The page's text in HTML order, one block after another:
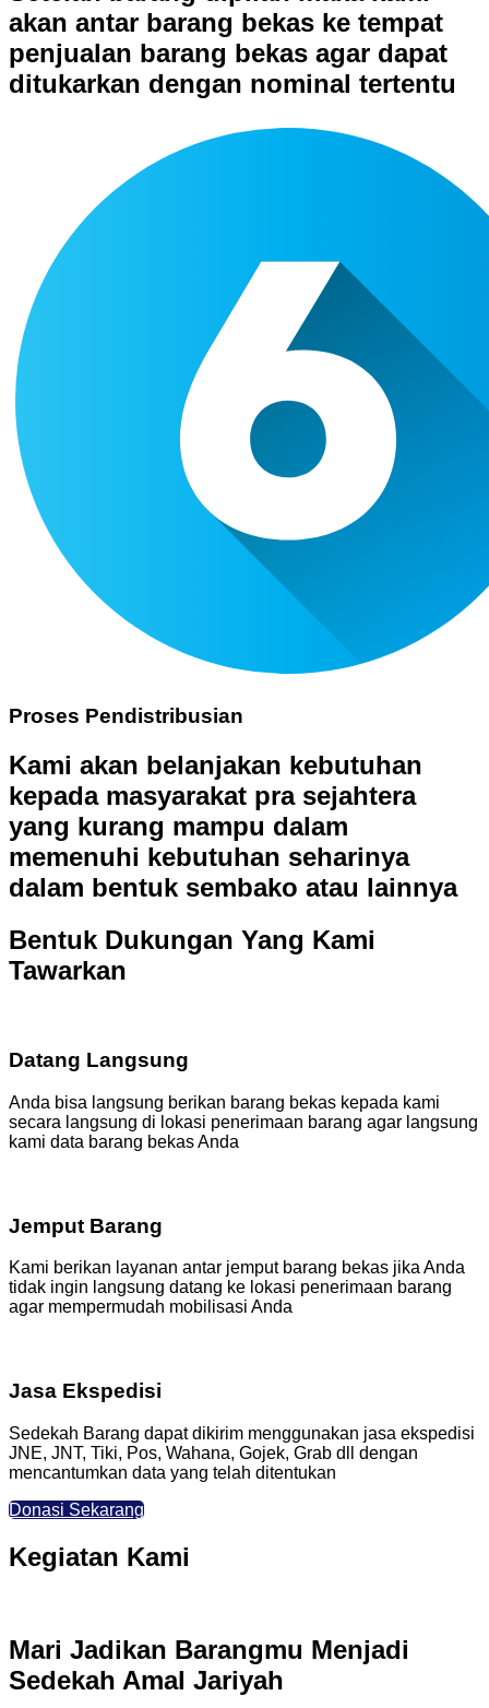
akan antar barang bekas ke tempat
penjualan barang bekas agar dapat
ditukarkan dengan nominal tertentu
Proses Pendistribusian
Kami akan belanjakan kebutuhan
kepada masyarakat pra sejahtera
yang kurang mampu dalam
memenuhi kebutuhan seharinya
dalam bentuk sembako atau lainnya
Bentuk Dukungan Yang Kami
Tawarkan
Datang Langsung
Anda bisa langsung berikan barang bekas kepada kami
secara langsung di lokasi penerimaan barang agar langsung
kami data barang bekas Anda
Jemput Barang
Kami berikan layanan antar jemput barang bekas jika Anda
tidak ingin langsung datang ke lokasi penerimaan barang
agar mempermudah mobilisasi Anda
Jasa Ekspedisi
Sedekah Barang dapat dikirim menggunakan jasa ekspedisi
JNE, JNT, Tiki, Pos, Wahana, Gojek, Grab dll dengan
mencantumkan data yang telah ditentukan
Donasi Sekarang
Kegiatan Kami
Mari Jadikan Barangmu Menjadi
Sedekah Amal Jariyah